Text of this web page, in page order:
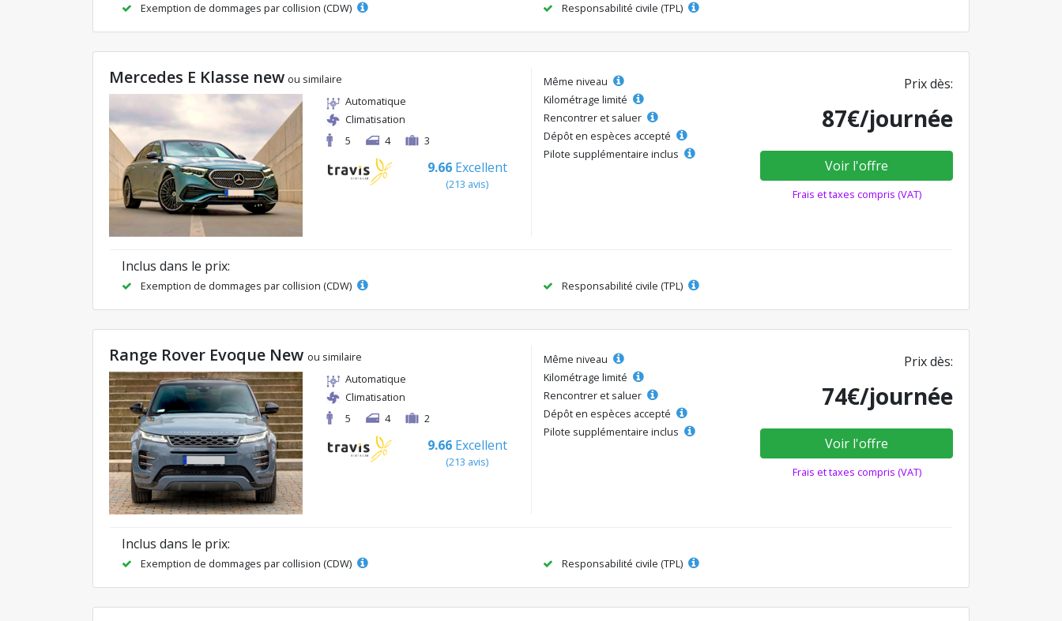
Exemption de dommages par collision (CDW) Responsabilité civile (TPL)
Mercedes E Klasse new ou similaire
Automatique
Climatisation
5
4 3
9.66 Excellent
(213 avis)
Même niveau
Kilométrage limité
Rencontrer et saluer
Dépôt en espèces accepté
Pilote supplémentaire inclus
Prix dès:
87€/journée
Voir l'offre
Frais et taxes compris (VAT)
Inclus dans le prix:
Exemption de dommages par collision (CDW) Responsabilité civile (TPL)
Range Rover Evoque New ou similaire
Automatique
Climatisation
5
4 2
9.66 Excellent
(213 avis)
Même niveau
Kilométrage limité
Rencontrer et saluer
Dépôt en espèces accepté
Pilote supplémentaire inclus
Prix dès:
74€/journée
Voir l'offre
Frais et taxes compris (VAT)
Inclus dans le prix:
Exemption de dommages par collision (CDW) Responsabilité civile (TPL)